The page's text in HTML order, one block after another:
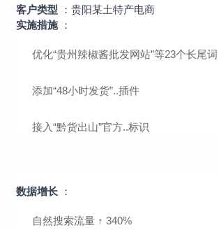
客户类型 ：贵阳某土特产电商
实施措施 ：
优化“贵州辣椒酱批发网站”等23个长尾词
添加“48小时发货”..插件
接入“黔货出山”官方..标识
数据增长 ：
自然搜索流量 ↑ 340%